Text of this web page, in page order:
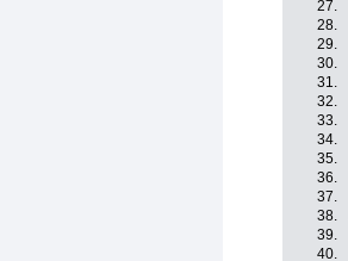
27.
28.
29.
30.
31.
32.
33.
34.
35.
36.
37.
38.
39.
40.